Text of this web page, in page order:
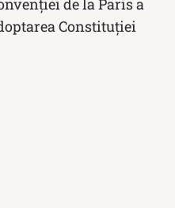
Constituției